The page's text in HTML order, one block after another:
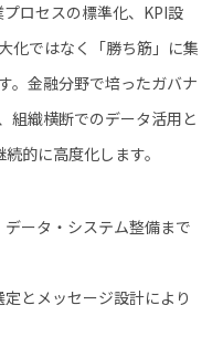
ロセスの標準化、KPI設
化ではなく「勝ち筋」に集
。金融分野で培ったガバナ
組織横断でのデータ活用と
的に高度化します。
ータ・システム整備まで
とメッセージ設計により